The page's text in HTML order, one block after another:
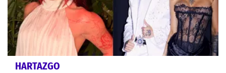
HARTAZGO